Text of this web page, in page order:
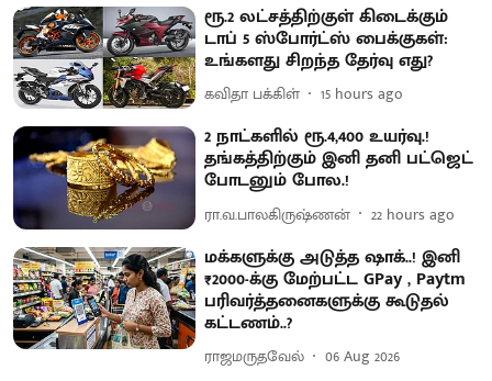
ரூ.2 லட்சத்திற்குள் கிடைக்கும்
டாப் 5 ஸ்போர்ட்ஸ் பைக்குகள்:
உங்களது சிறந்த தேர்வு எது?
கவிதா பக்கிள் 15 hours ago
2 நாட்களில் ரூ.4,400 உயர்வு.!
தங்கத்திற்கும் இனி தனி பட்ஜெட்
போடனும் போல.!
ரா.வ.பாலகிருஷ்ணன் 22 hours ago
மக்களுக்கு அடுத்த ஷாக்..! இனி
₹2000-க்கு மேற்பட்ட GPay , Paytm
பரிவர்த்தனைகளுக்கு கூடுதல்
கட்டணம்..?
ராஜமருதவேல் 06 Aug 2026